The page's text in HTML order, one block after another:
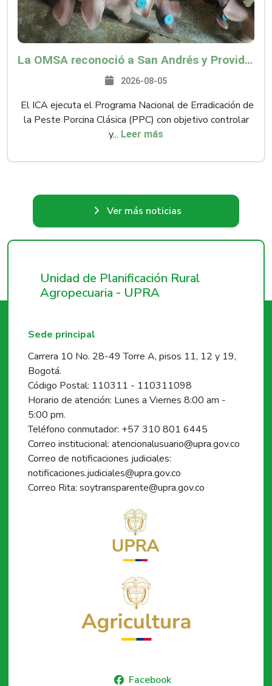
La OMSA reconoció a San Andrés y Providencia como zona libre de Peste Porcina Clásica (PPC)
2026-08-05
El ICA ejecuta el Programa Nacional de Erradicación de
la Peste Porcina Clásica (PPC) con objetivo controlar
y... Leer más
Ver más noticias
Unidad de Planificación Rural
Agropecuaria - UPRA
Sede principal
Carrera 10 No. 28-49 Torre A, pisos 11, 12 y 19,
Bogotá.
Código Postal: 110311 - 110311098
Horario de atención: Lunes a Viernes 8:00 am -
5:00 pm.
Teléfono conmutador: +57 310 801 6445
Correo institucional: atencionalusuario@upra.gov.co
Correo de notificaciones judiciales:
notificaciones.judiciales@upra.gov.co
Correo Rita: soytransparente@upra.gov.co
Facebook